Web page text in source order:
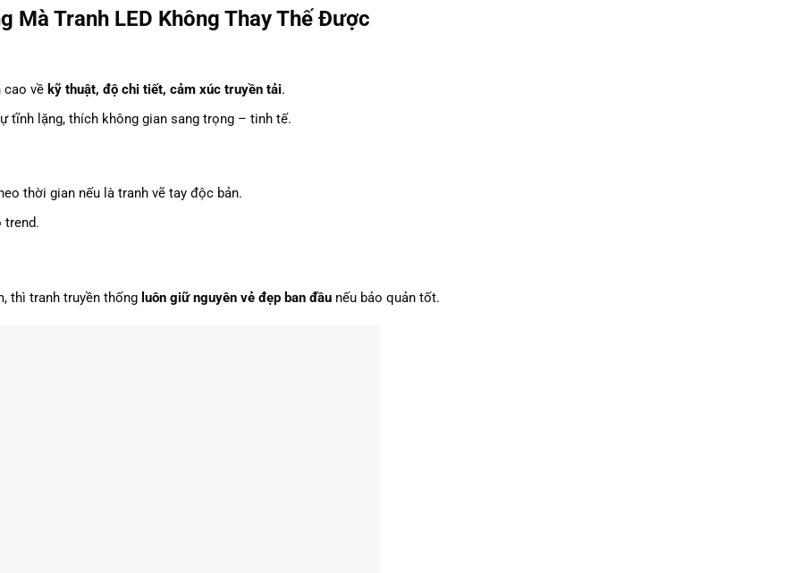
Mà Tranh LED Không Thay Thế Được
cao về kỹ thuật, độ chi tiết, cảm xúc truyền tải.
tĩnh lặng, thích không gian sang trọng – tinh tế.
thời gian nếu là tranh vẽ tay độc bản.
trend.
thì tranh truyền thống luôn giữ nguyên vẻ đẹp ban đầunếu bảo quản tốt.